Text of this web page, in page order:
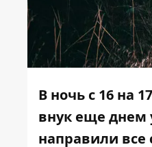
В ночь с 16 на
внук еще днем
направили